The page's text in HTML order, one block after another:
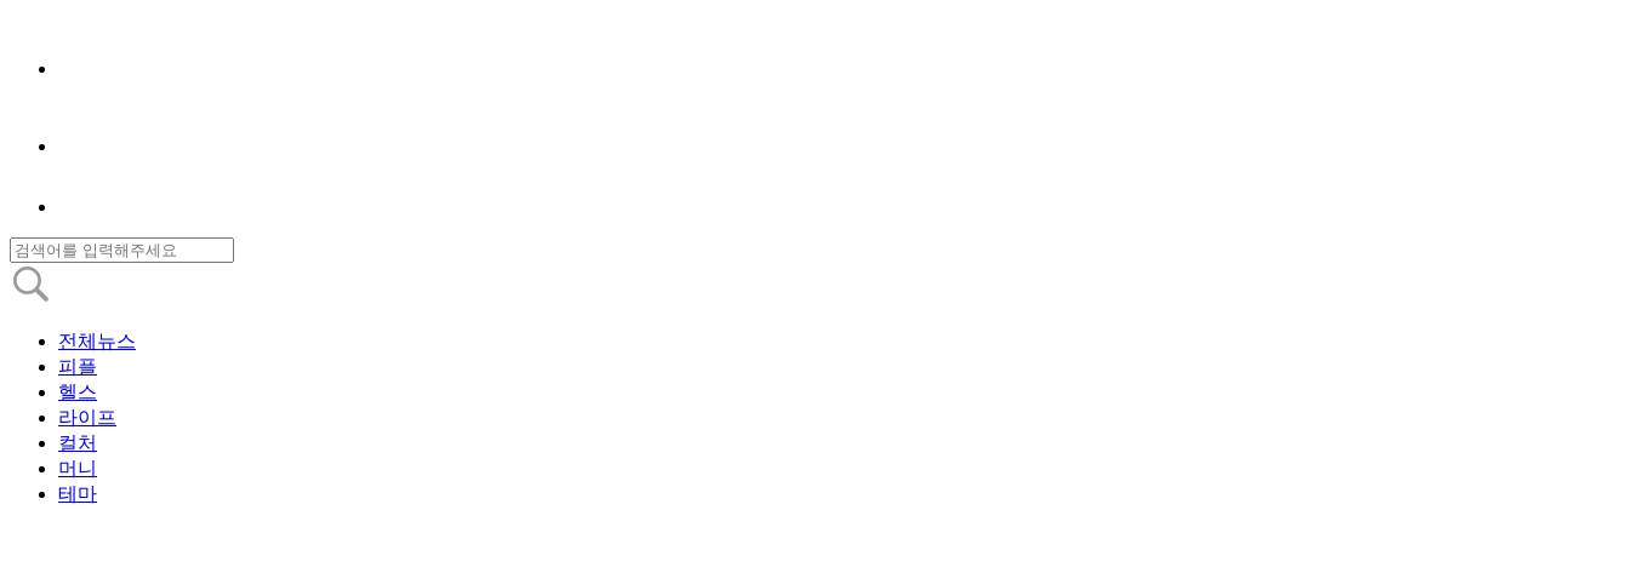
전체뉴스
피플
헬스
라이프
컬처
머니
테마